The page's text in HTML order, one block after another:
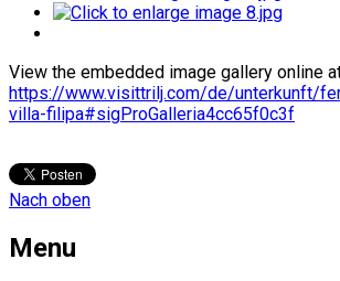
View the embedded image gallery online
https://www.visittrilj.com/de/unterkunft/
villa-filipa#sigProGalleria4cc65f0c3f
Nach oben
Menu